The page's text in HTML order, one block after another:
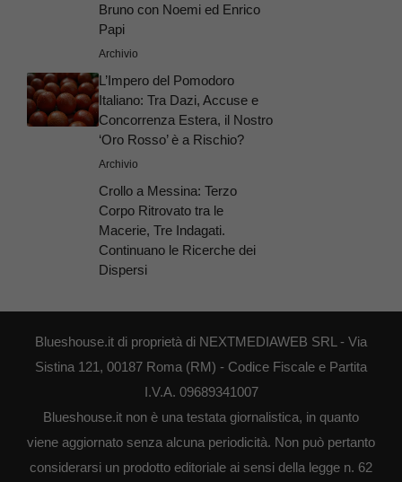
Bruno con Noemi ed Enrico
Papi
Archivio
L’Impero del Pomodoro
Italiano: Tra Dazi, Accuse e
Concorrenza Estera, il Nostro
‘Oro Rosso’ è a Rischio?
Archivio
Crollo a Messina: Terzo
Corpo Ritrovato tra le
Macerie, Tre Indagati.
Continuano le Ricerche dei
Dispersi
Blueshouse.it di proprietà di NEXTMEDIAWEB SRL - Via
Sistina 121, 00187 Roma (RM) - Codice Fiscale e Partita
I.V.A. 09689341007
Blueshouse.it non è una testata giornalistica, in quanto
viene aggiornato senza alcuna periodicità. Non può pertanto
considerarsi un prodotto editoriale ai sensi della legge n. 62